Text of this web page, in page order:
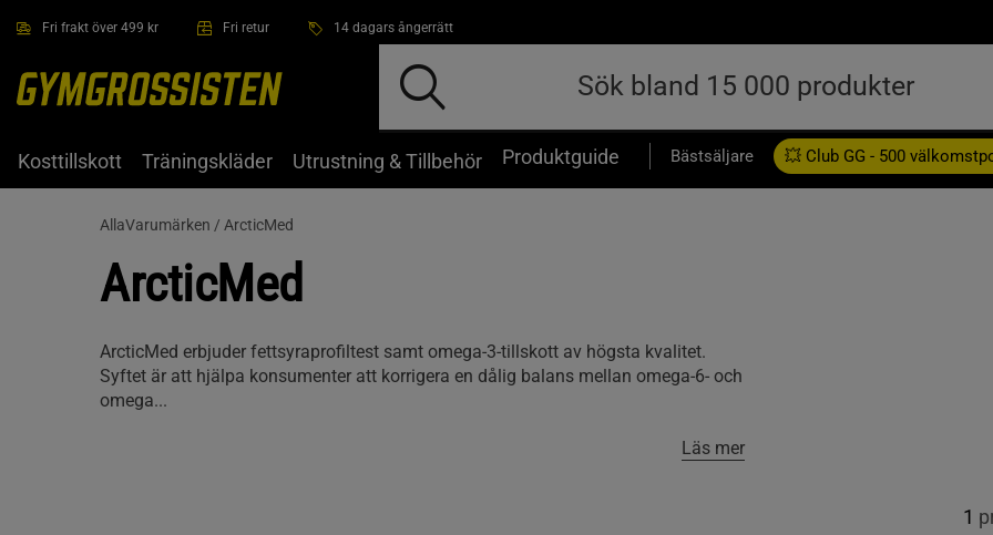
Fri frakt över 499 kr Fri retur 14 dagars ångerrätt
Kosttillskott Träningskläder Utrustning & Tillbehör Produktguide Bästsäljare 💥 Club GG - 500
AllaVarumärken / ArcticMed
ArcticMed
ArcticMed erbjuder fettsyraprofiltest samt omega-3-tillskott av högsta kvalitet.
Syftet är att hjälpa konsumenter att korrigera en dålig balans mellan omega-6- och
omega...
Läs mer
1